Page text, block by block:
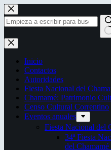
Saltar
al
contenido
Sin
resultados
Inicio
Contactos
Autoridades
Fiesta Nacional del
Chamamé: Patrimonio
Censo Cultural Correntino
Eventos anuales
Fiesta Nacional del
34ª Fiesta
del